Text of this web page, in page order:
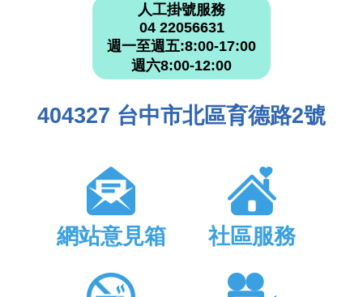
人工掛號服務
04 22056631
週一至週五:8:00-17:00
週六8:00-12:00
404327 台中市北區育德路2號
網站意見箱 社區服務